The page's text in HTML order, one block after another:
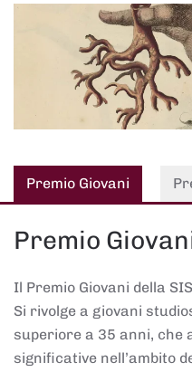
Premio Giovani
Premio
Il Premio Giovani della
Si rivolge a giovani
superiore a 35 anni, che
significative nell’ambito